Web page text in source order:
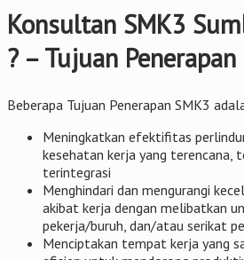
Konsultan SMK3
? – Tujuan Penerapan
Beberapa Tujuan Penerapan SMK3
Meningkatkan efektifitas
kesehatan kerja yang terencana,
terintegrasi
Menghindari dan mengurangi
akibat kerja dengan melibatkan
pekerja/buruh, dan/atau serikat
Menciptakan tempat kerja yang